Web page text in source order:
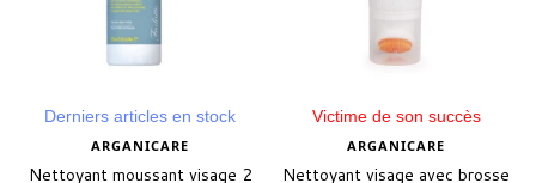
Derniers articles en stock
ARGANICARE
Nettoyant moussant visage 2
Victime de son succès
ARGANICARE
Nettoyant visage avec brosse